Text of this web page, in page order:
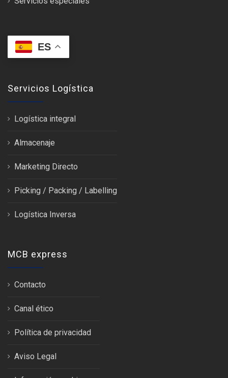
ES
Servicios Logística
Logística integral
Almacenaje
Marketing Directo
Picking / Packing / Labelling
Logística Inversa
MCB express
Contacto
Canal ético
Política de privacidad
Aviso Legal